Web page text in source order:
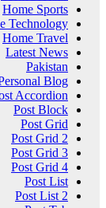
Home Sports
Technology
Home Travel
Latest News
Pakistan
Blog
Accordion
Post Block
Post Grid
Post Grid 2
Post Grid 3
Post Grid 4
Post List
Post List 2